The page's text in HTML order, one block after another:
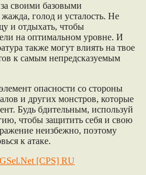
своими базовыми
голод и усталость. Не
и отдыхать, чтобы
на оптимальном уровне. И
также могут влиять на твое
к самым непредсказуемым
опасности со стороны
и других монстров, которые
Будь бдительным, используй
чтобы защитить себя и свою
неизбежно, поэтому
к атаке.